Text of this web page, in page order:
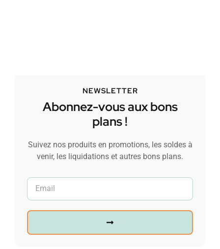
NEWSLETTER
Abonnez-vous aux bons
plans !
Suivez nos produits en promotions, les soldes à
venir, les liquidations et autres bons plans.